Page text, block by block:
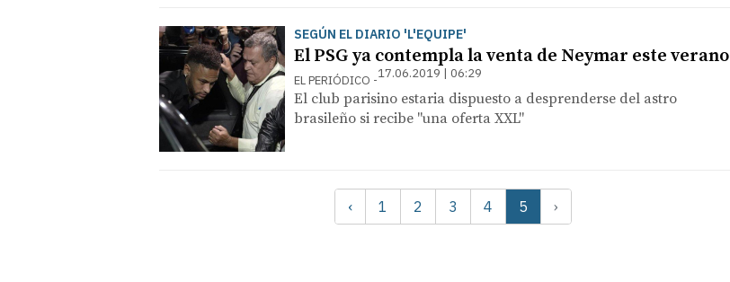
SEGÚN EL DIARIO 'L'EQUIPE'
El PSG ya contempla la venta de Neymar este verano
EL PERIÓDICO 17.06.2019 | 06:29
El club parisino estaria dispuesto a desprenderse del astro
brasileño si recibe "una oferta XXL"
‹ 1 2 3 4 5 ›